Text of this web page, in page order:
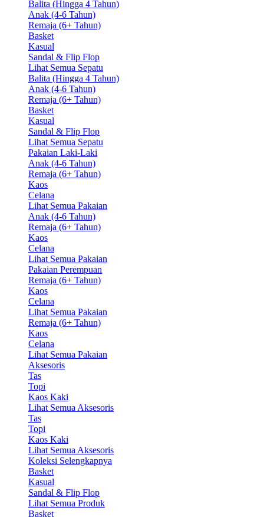
Balita (Hingga 4 Tahun)
Anak (4-6 Tahun)
Remaja (6+ Tahun)
Basket
Kasual
Sandal & Flip Flop
Lihat Semua Sepatu
Balita (Hingga 4 Tahun)
Anak (4-6 Tahun)
Remaja (6+ Tahun)
Basket
Kasual
Sandal & Flip Flop
Lihat Semua Sepatu
Pakaian Laki-Laki
Anak (4-6 Tahun)
Remaja (6+ Tahun)
Kaos
Celana
Lihat Semua Pakaian
Anak (4-6 Tahun)
Remaja (6+ Tahun)
Kaos
Celana
Lihat Semua Pakaian
Pakaian Perempuan
Remaja (6+ Tahun)
Kaos
Celana
Lihat Semua Pakaian
Remaja (6+ Tahun)
Kaos
Celana
Lihat Semua Pakaian
Aksesoris
Tas
Topi
Kaos Kaki
Lihat Semua Aksesoris
Tas
Topi
Kaos Kaki
Lihat Semua Aksesoris
Koleksi Selengkapnya
Basket
Kasual
Sandal & Flip Flop
Lihat Semua Produk
Basket